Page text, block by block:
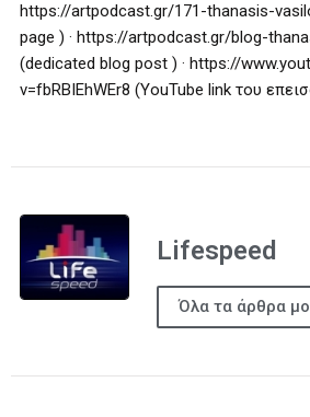
https://artpodcast.gr/171-thanasis-
page ) · https://artpodcast.gr/blog-
(dedicated blog post ) · https://
v=fbRBIEhWEr8 (YouTube link του
Lifespeed
Όλα τα άρθρα